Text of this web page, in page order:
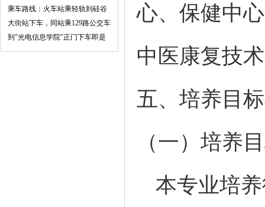
乘车路线：火车站乘轻轨到硅谷
大街站下车，同站乘129路公交车
到"光电信息学院"正门下车即是
心、保健中
中医康复技
五、培养目
（一）培养
本专业培